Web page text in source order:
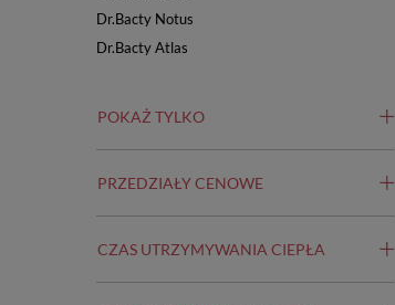
Dr.Bacty Notus
Dr.Bacty Atlas
POKAŻ TYLKO
PRZEDZIAŁY CENOWE
CZAS UTRZYMYWANIA CIEPŁA